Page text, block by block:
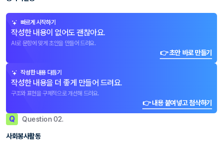
빠르게 시작하기
작성한 내용이 없어도 괜찮아요.
AI로 문항에 맞게 초안을 만들어 드려요.
👉 초안 바로 만들기
작성한 내용 다듬기
작성한 내용을 더 좋게 만들어 드려요.
구조와 표현을 구체적으로 개선해 드려요.
👉 내용 붙여넣고 첨삭하기
Q Question 02.
사회봉사활동